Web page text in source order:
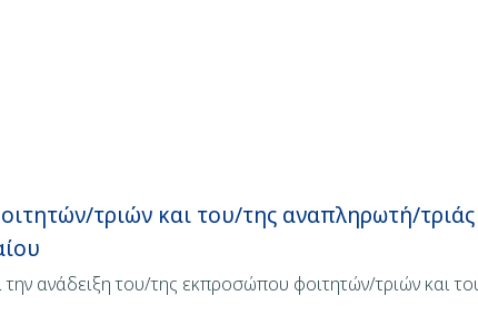
τριών και του/της αναπληρωτή/
ανάδειξη του/της εκπροσώπου φοιτητών/τριών και